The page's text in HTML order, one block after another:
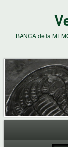
BANCA della